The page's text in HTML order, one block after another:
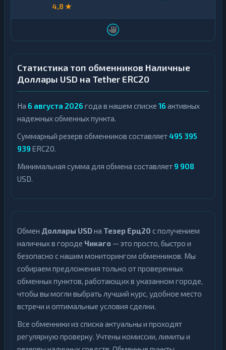
4,8 ★
Статистика топ обменников Наличные
Доллары USD на Tether ERC20
На 6 августа 2026 года в нашем списке 16 активных
надежных обменных пункта.
Суммарный резерв обменников составляет495 395
939 ERC20.
Минимальная сумма для обмена составляет 9 908
USD.
Обмен Доллары USDна Тезер Ерц20 с получением
наличных в городе Чикаго — это просто, быстро и
безопасно с нашим мониторингом обменников. Мы
собираем предложения только от проверенных
обменных пунктов, работающих в указанном городе,
чтобы вы могли выбрать лучший курс, удобное место
встречи и оптимальные условия сделки.
Все обменники из списка актуальны и проходят
регулярную проверку. Учтены комиссии, лимиты и